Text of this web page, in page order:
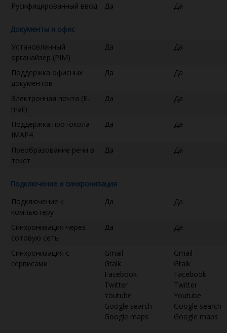
Русифицированный ввод
Да Да
Документы и офис
Установленный
органайзер (PIM)
Да Да
Поддержка офисных
документов
Да Да
Электронная почта (E-
mail)
Да Да
Поддержка протокола
IMAP4
Да Да
Преобразование речи в
текст
Да Да
Подключение и синхронизация
Подключение к
компьютеру
Да Да
Синхронизация через
сотовую сеть
Да Да
Синхронизация с
сервисами
Gmail
Gtalk
Facebook
Twitter
Youtube
Google search
Google maps
Gmail
Gtalk
Facebook
Twitter
Youtube
Google search
Google maps